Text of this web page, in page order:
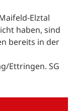
Elztal
haben, sind
bereits in der
Ettringen. SG